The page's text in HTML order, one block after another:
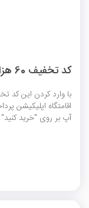
کد تخفیف 60 هزار تومانی رزرو هتل آپ
اقامتگاه اپلیکیشن
آپ بر روی "خرید